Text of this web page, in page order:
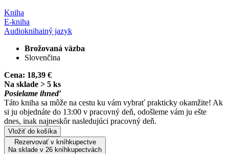
Kniha
E-kniha
Audioknihainý jazyk
Brožovaná väzba
Slovenčina
Cena: 18,39 €
Na sklade > 5 ks
Posielame ihneď
Táto kniha sa môže na cestu ku vám vybrať prakticky okamžite! Ak
si ju objednáte do 13:00 v pracovný deň, odošleme vám ju ešte
dnes, inak najneskôr nasledujúci pracovný deň.
Vložiť do košíka
Rezervovať v kníhkupectve
Na sklade v 26 kníhkupectvách